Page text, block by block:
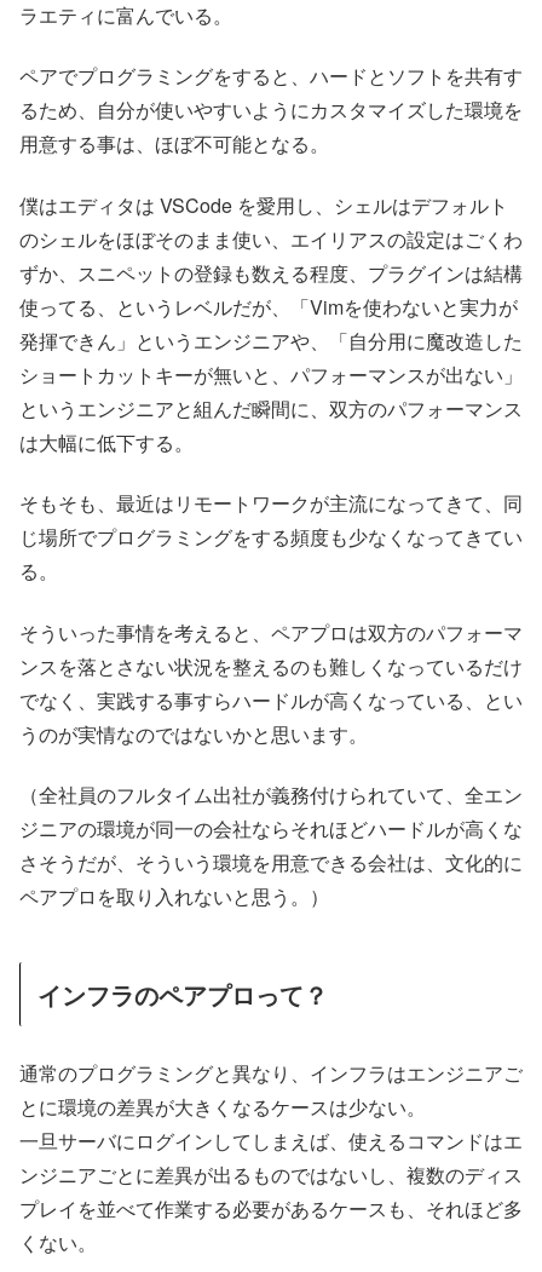
ラエティに富んでいる。
ペアでプログラミングをすると、ハードとソフトを共有す
るため、自分が使いやすいようにカスタマイズした環境を
用意する事は、ほぼ不可能となる。
僕はエディタは VSCode を愛用し、シェルはデフォルト
のシェルをほぼそのまま使い、エイリアスの設定はごくわ
ずか、スニペットの登録も数える程度、プラグインは結構
使ってる、というレベルだが、「Vimを使わないと実力が
発揮できん」というエンジニアや、「自分用に魔改造した
ショートカットキーが無いと、パフォーマンスが出ない」
というエンジニアと組んだ瞬間に、双方のパフォーマンス
は大幅に低下する。
そもそも、最近はリモートワークが主流になってきて、同
じ場所でプログラミングをする頻度も少なくなってきてい
る。
そういった事情を考えると、ペアプロは双方のパフォーマ
ンスを落とさない状況を整えるのも難しくなっているだけ
でなく、実践する事すらハードルが高くなっている、とい
うのが実情なのではないかと思います。
（全社員のフルタイム出社が義務付けられていて、全エン
ジニアの環境が同一の会社ならそれほどハードルが高くな
さそうだが、そういう環境を用意できる会社は、文化的に
ペアプロを取り入れないと思う。）
インフラのペアプロって？
通常のプログラミングと異なり、インフラはエンジニアご
とに環境の差異が大きくなるケースは少ない。
一旦サーバにログインしてしまえば、使えるコマンドはエ
ンジニアごとに差異が出るものではないし、複数のディス
プレイを並べて作業する必要があるケースも、それほど多
くない。